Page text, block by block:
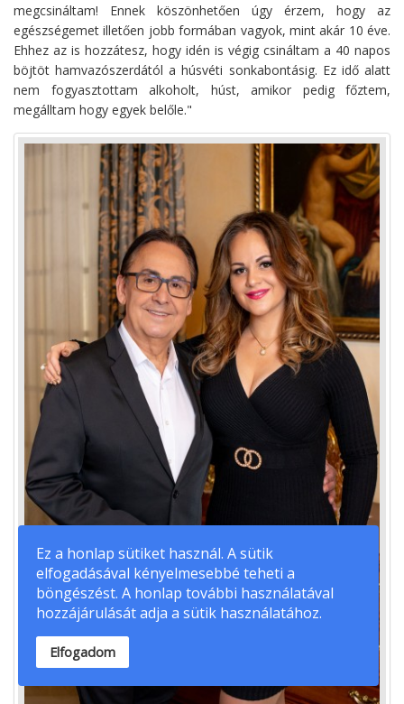
megcsináltam! Ennek köszönhetően úgy érzem, hogy az
egészségemet illetően jobb formában vagyok, mint akár 10 éve.
Ehhez az is hozzátesz, hogy idén is végig csináltam a 40 napos
böjtöt hamvazószerdától a húsvéti sonkabontásig. Ez idő alatt
nem fogyasztottam alkoholt, húst, amikor pedig főztem,
megálltam hogy egyek belőle."
Ez a honlap sütiket használ. A sütik
elfogadásával kényelmesebbé teheti a
böngészést. A honlap további használatával
hozzájárulását adja a sütik használatához.
Elfogadom